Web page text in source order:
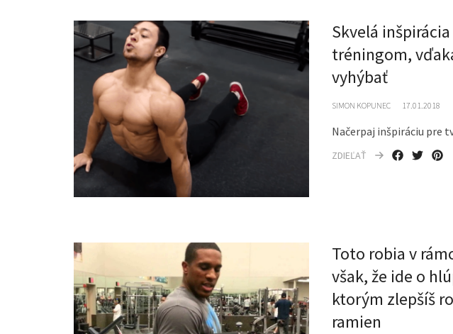
Skvelá
tréningom,
vyhýbať
SIMON KOPUNEC 17.01.2018
Načerpaj inšpiráciu pre
ZDIEĽAŤ
Toto robia v
však, že ide o
ktorým zlepšíš
ramien